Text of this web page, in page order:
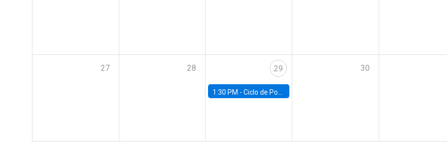
27 28 29
1:30 PM -Ciclo de Pobreza UC | Pobreza y Empleo: Perspectivas y propuestas desde la UC
30